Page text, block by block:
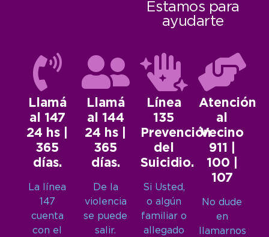
Estamos para
ayudarte
Llamá
al 147
24 hs |
365
días.
La línea
147
cuenta
con el
Llamá
al 144
24 hs |
365
días.
De la
violencia
se puede
salir.
Línea
135
Prevención
del
Suicidio.
Si Usted,
o algún
familiar o
allegado
Atención
al
Vecino
911 |
100 |
107
No dude
en
llamarnos